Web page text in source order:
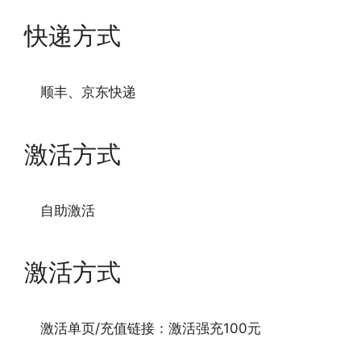
快递方式
顺丰、京东快递
激活方式
自助激活
激活方式
激活单页/充值链接：激活强充100元